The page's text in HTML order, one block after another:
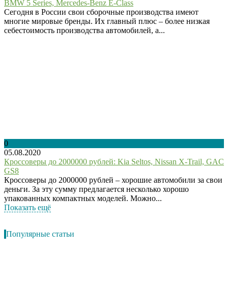
BMW 5 Series, Mercedes-Benz E-Class
Сегодня в России свои сборочные производства имеют
многие мировые бренды. Их главный плюс – более низкая
себестоимость производства автомобилей, а...
0
05.08.2020
Кроссоверы до 2000000 рублей: Kia Seltos, Nissan X-Trail, GAC
GS8
Кроссоверы до 2000000 рублей – хорошие автомобили за свои
деньги. За эту сумму предлагается несколько хорошо
упакованных компактных моделей. Можно...
Показать ещё
Популярные статьи